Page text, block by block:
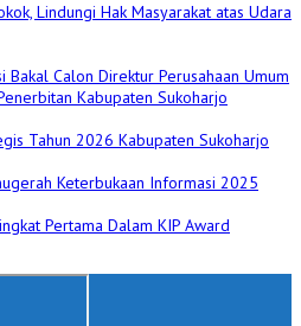
Lindungi Hak Masyarakat atas Udara
Bakal Calon Direktur Perusahaan Umum
Kabupaten Sukoharjo
Tahun 2026 Kabupaten Sukoharjo
Keterbukaan Informasi 2025
Pertama Dalam KIP Award